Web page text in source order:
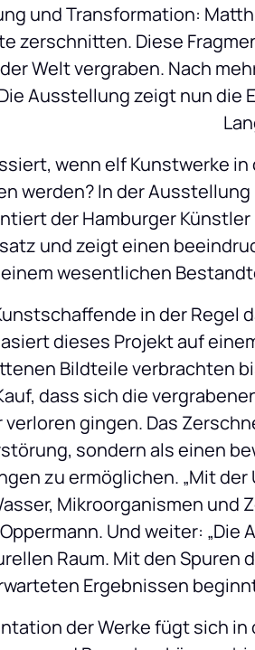
und Transformation:
zerschnitten. Diese
Welt vergraben. Nach
Ausstellung zeigt nun
wenn elf Kunstwerke
werden? In der Ausstellung
der Hamburger
und zeigt einen
einem wesentlichen
in der Regel
dieses Projekt auf
Bildteile verbrachten
dass sich die
verloren gingen. Das
sondern als einen
zu ermöglichen. „Mit
Mikroorganismen
Und weiter:
Raum. Mit den Spuren
Ergebnissen
der Werke fügt sich